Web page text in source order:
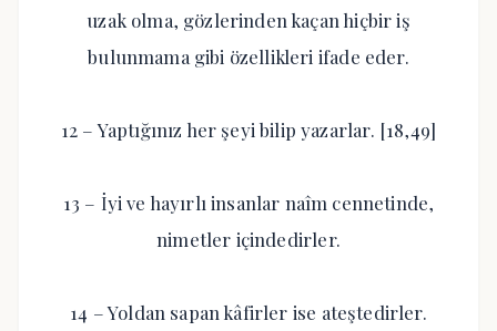
uzak olma, gözlerinden kaçan hiçbir iş
bulunmama gibi özellikleri ifade eder.
12 – Yaptığınız her şeyi bilip yazarlar. [18,49]
13 – İyi ve hayırlı insanlar naîm cennetinde,
nimetler içindedirler.
14 – Yoldan sapan kâfirler ise ateştedirler.